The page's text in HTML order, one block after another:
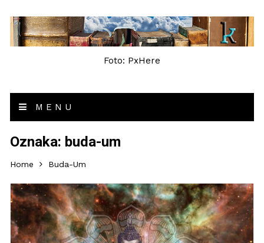
Foto: PxHere
MENU
Oznaka: buda-um
Home Buda-Um